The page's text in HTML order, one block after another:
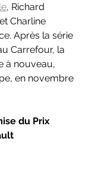
, Richard
Charline
Après la série
Carrefour, la
à nouveau,
en novembre
du Prix